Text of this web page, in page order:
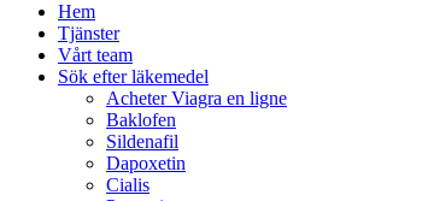
Hem
Tjänster
Vårt team
Sök efter läkemedel
Acheter Viagra en ligne
Baklofen
Sildenafil
Dapoxetin
Cialis